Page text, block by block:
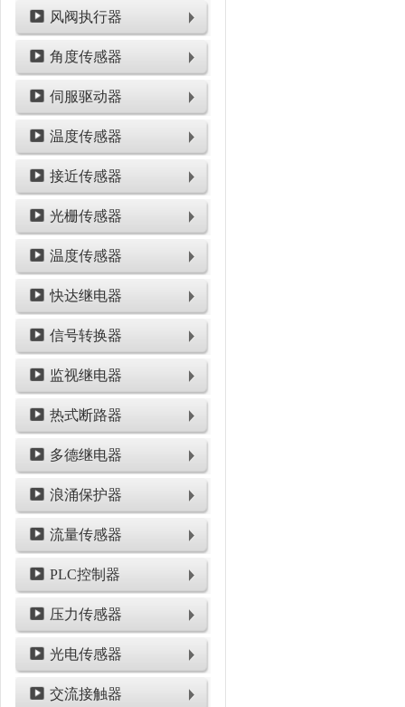
风阀执行器
角度传感器
伺服驱动器
温度传感器
接近传感器
光栅传感器
温度传感器
快达继电器
信号转换器
监视继电器
热式断路器
多德继电器
浪涌保护器
流量传感器
PLC控制器
压力传感器
光电传感器
交流接触器